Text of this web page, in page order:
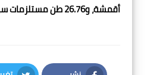
أقمشة، و26.76 طن مستلزمات سيارات.